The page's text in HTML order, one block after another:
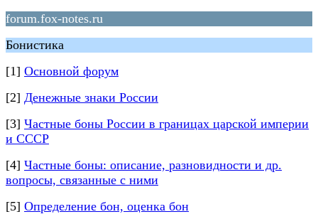
forum.fox-notes.ru
Бонистика
[1] Основной форум
[2] Денежные знаки России
[3] Частные боны России в границах царской империи
и СССР
[4] Частные боны: описание, разновидности и др.
вопросы, связанные с ними
[5] Определение бон, оценка бон